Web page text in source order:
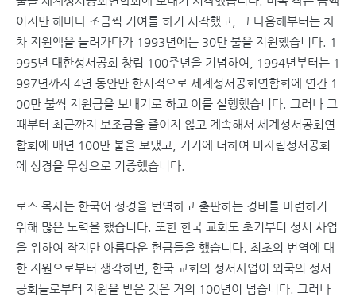
이지만 해마다 조금씩 기여를 하기 시작했고, 그 다음해부터는 차
차 지원액을 늘려가다가 1993년에는 30만 불을 지원했습니다. 1
995년 대한성서공회 창립 100주년을 기념하여, 1994년부터는 1
997년까지 4년 동안만 한시적으로 세계성서공회연합회에 연간 1
00만 불씩 지원금을 보내기로 하고 이를 실행했습니다. 그러나 그
때부터 최근까지 보조금을 줄이지 않고 계속해서 세계성서공회연
합회에 매년 100만 불을 보냈고, 거기에 더하여 미자립성서공회
에 성경을 무상으로 기증했습니다.
로스 목사는 한국어 성경을 번역하고 출판하는 경비를 마련하기
위해 많은 노력을 했습니다. 또한 한국 교회도 초기부터 성서 사업
을 위하여 작지만 아름다운 헌금들을 했습니다. 최초의 번역에 대
한 지원으로부터 생각하면, 한국 교회의 성서사업이 외국의 성서
공회들로부터 지원을 받은 것은 거의 100년이 넘습니다. 그러나